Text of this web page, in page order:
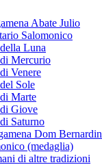
Abate Julio
Salomonico
Luna
Mercurio
Venere
Sole
Marte
Giove
Saturno
Dom Bernardin
(medaglia)
di altre tradizioni